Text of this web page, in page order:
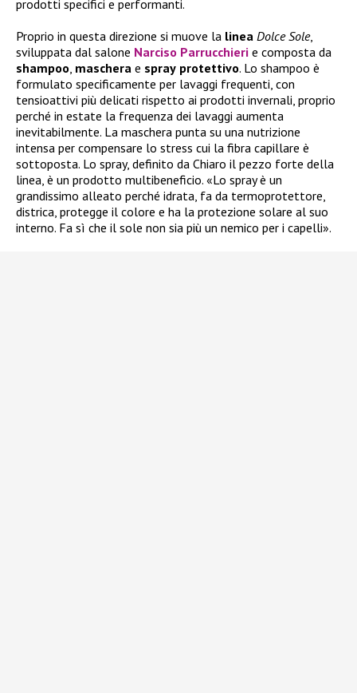
prodotti specifici e performanti.
Proprio in questa direzione si muove la linea Dolce Sole,
sviluppata dal salone Narciso Parrucchieri e composta da
shampoo, maschera e spray protettivo. Lo shampoo è
formulato specificamente per lavaggi frequenti, con
tensioattivi più delicati rispetto ai prodotti invernali, proprio
perché in estate la frequenza dei lavaggi aumenta
inevitabilmente. La maschera punta su una nutrizione
intensa per compensare lo stress cui la fibra capillare è
sottoposta. Lo spray, definito da Chiaro il pezzo forte della
linea, è un prodotto multibeneficio. «Lo spray è un
grandissimo alleato perché idrata, fa da termoprotettore,
districa, protegge il colore e ha la protezione solare al suo
interno. Fa sì che il sole non sia più un nemico per i capelli».